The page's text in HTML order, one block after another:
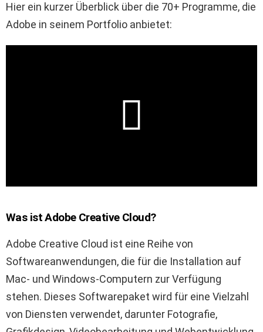
Hier ein kurzer Überblick über die 70+ Programme, die
Adobe in seinem Portfolio anbietet:
Was ist Adobe Creative Cloud?
Adobe Creative Cloud ist eine Reihe von
Softwareanwendungen, die für die Installation auf
Mac- und Windows-Computern zur Verfügung
stehen. Dieses Softwarepaket wird für eine Vielzahl
von Diensten verwendet, darunter Fotografie,